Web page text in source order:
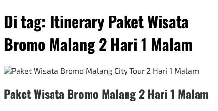
Di tag: Itinerary Paket Wisata
Bromo Malang 2 Hari 1 Malam
Paket Wisata Bromo Malang 2 Hari 1 Malam